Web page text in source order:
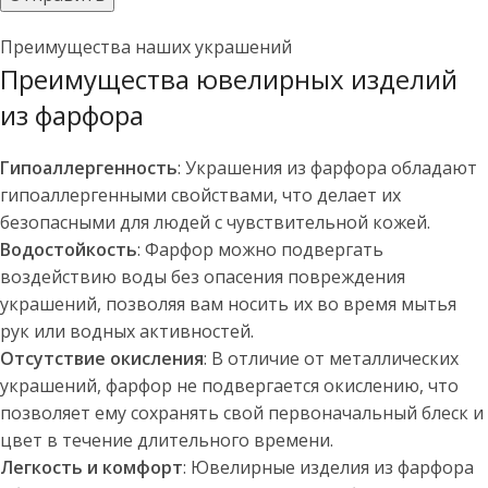
Преимущества наших украшений
Преимущества ювелирных изделий
из фарфора
Гипоаллергенность: Украшения из фарфора обладают
гипоаллергенными свойствами, что делает их
безопасными для людей с чувствительной кожей.
Водостойкость: Фарфор можно подвергать
воздействию воды без опасения повреждения
украшений, позволяя вам носить их во время мытья
рук или водных активностей.
Отсутствие окисления: В отличие от металлических
украшений, фарфор не подвергается окислению, что
позволяет ему сохранять свой первоначальный блеск и
цвет в течение длительного времени.
Легкость и комфорт: Ювелирные изделия из фарфора